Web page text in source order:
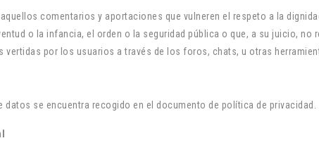
aquellos comentarios y aportaciones que vulneren el respeto a la
o la infancia, el orden o la seguridad pública o que, a su juicio, no
vertidas por los usuarios a través de los foros, chats, u otras
se encuentra recogido en el documento de política de privacidad.